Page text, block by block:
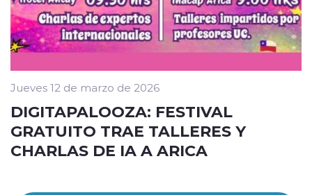
Jueves 12 de marzo de 2026
DIGITAPALOOZA: FESTIVAL
GRATUITO TRAE TALLERES Y
CHARLAS DE IA A ARICA